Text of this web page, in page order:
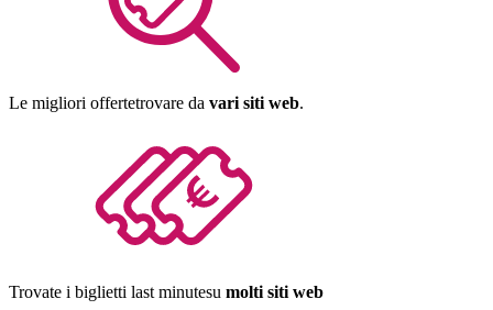
Le migliori offertetrovare da vari siti web.
Trovate i biglietti last minutesu molti siti web